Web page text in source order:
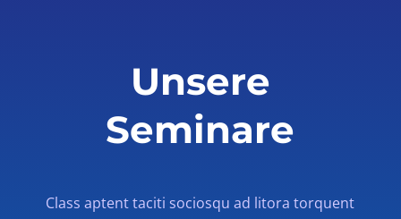
Unsere
Seminare
Class aptent taciti sociosqu ad litora torquent